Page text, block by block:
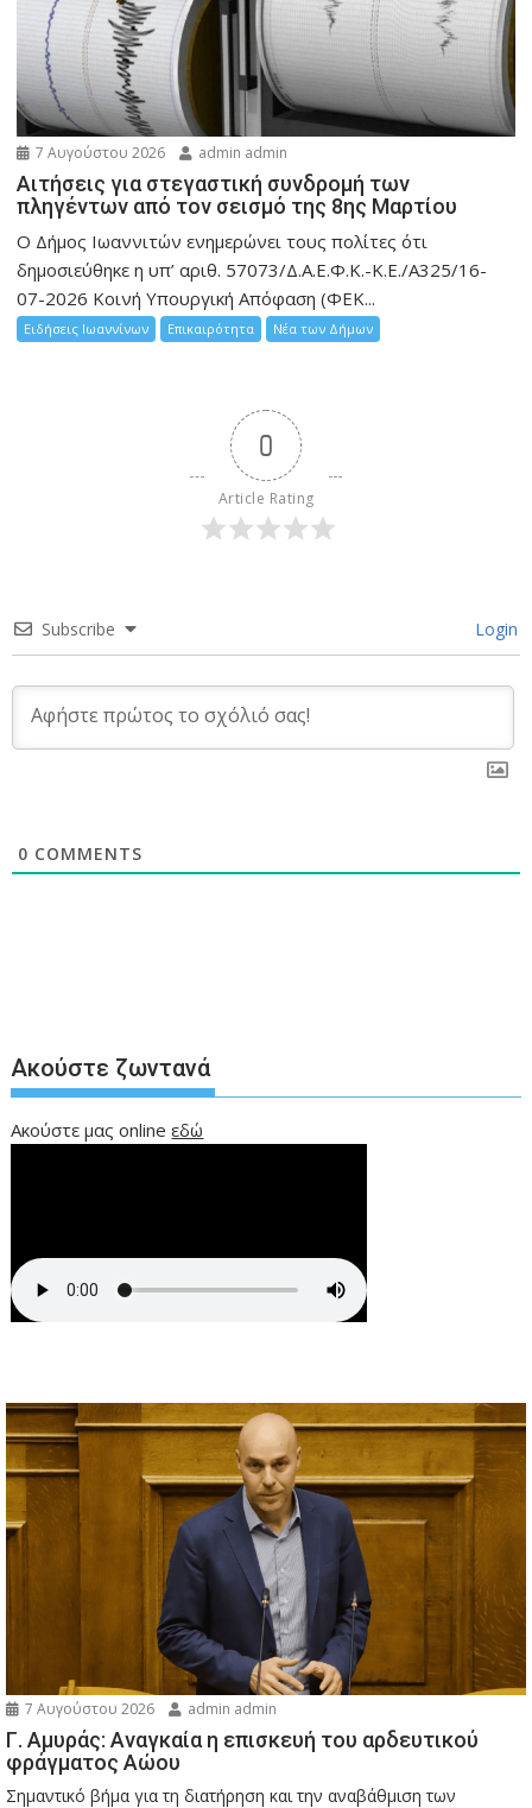
7 Αυγούστου 2026 admin admin
Αιτήσεις για στεγαστική συνδρομή των
πληγέντων από τον σεισμό της 8ης Μαρτίου
Ο Δήμος Ιωαννιτών ενημερώνει τους πολίτες ότι
δημοσιεύθηκε η υπ’ αριθ. 57073/Δ.Α.Ε.Φ.Κ.-Κ.Ε./Α325/16-
07-2026 Κοινή Υπουργική Απόφαση (ΦΕΚ...
Ειδήσεις Ιωαννίνων Επικαιρότητα Νέα των Δήμων
0
Article Rating
Subscribe Login
0 COMMENTS
Ακούστε ζωντανά
Ακούστε μας onlineεδώ
7 Αυγούστου 2026 admin admin
Γ. Αμυράς: Αναγκαία η επισκευή του αρδευτικού
φράγματος Αώου
Σημαντικό βήμα για τη διατήρηση και την αναβάθμιση των